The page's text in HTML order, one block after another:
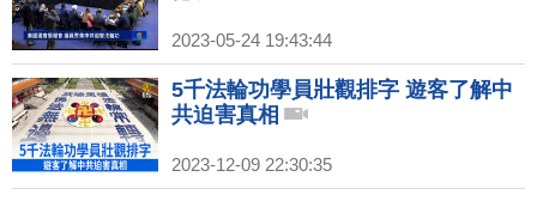
2023-05-24 19:43:44
5千法輪功學員壯觀排字 遊客了解中
共迫害真相
2023-12-09 22:30:35